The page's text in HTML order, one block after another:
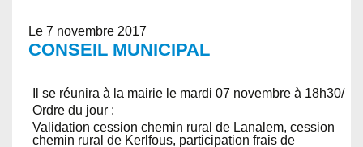
Le 7 novembre 2017
CONSEIL MUNICIPAL
Il se réunira à la mairie le mardi 07 novembre à 18h30/
Ordre du jour :
Validation cession chemin rural de Lanalem, cession
chemin rural de Kerlfous, participation frais de